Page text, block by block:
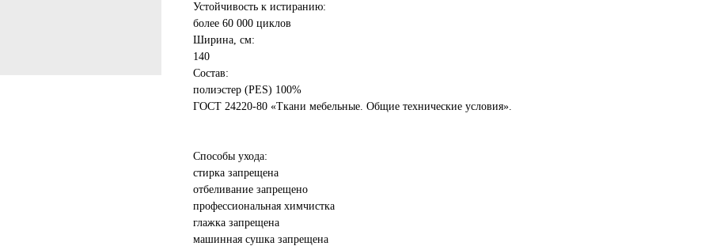
Устойчивость к истиранию:
более 60 000 циклов
Ширина, см:
140
Состав:
полиэстер (PES) 100%
ГОСТ 24220-80 «Ткани мебельные. Общие технические условия».
Способы ухода:
стирка запрещена
отбеливание запрещено
профессиональная химчистка
глажка запрещена
машинная сушка запрещена